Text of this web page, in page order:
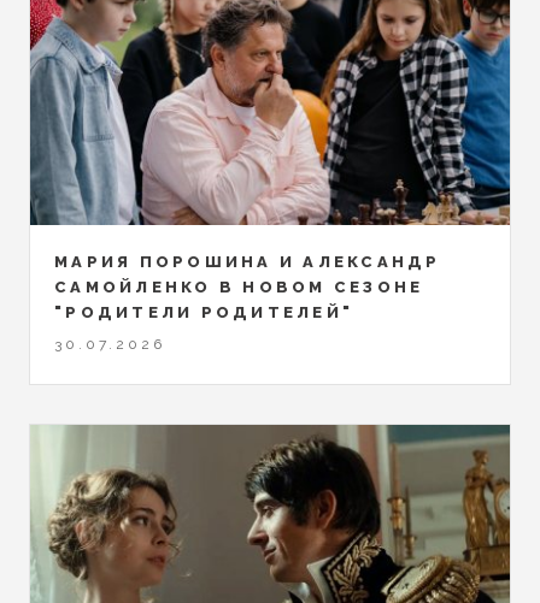
МАРИЯ ПОРОШИНА И АЛЕКСАНДР
САМОЙЛЕНКО В НОВОМ СЕЗОНЕ
"РОДИТЕЛИ РОДИТЕЛЕЙ"
30.07.2026